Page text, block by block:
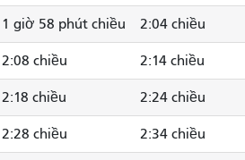
1 giờ 58 phút chiều 2:04 chiều
2:08 chiều 2:14 chiều
2:18 chiều 2:24 chiều
2:28 chiều 2:34 chiều